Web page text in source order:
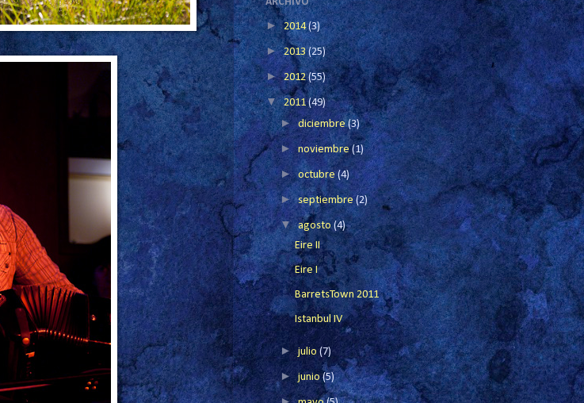
►2014(3)
►2013(25)
►2012(55)
▼2011(49)
►diciembre(3)
►noviembre(1)
►octubre(4)
►septiembre(2)
▼agosto(4)
Eire II
Eire I
BarretsTown 2011
Istanbul IV
►julio (7)
►junio(5)